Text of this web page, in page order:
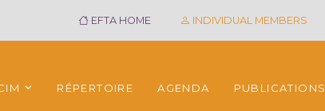
EFTA HOME INDIVIDUAL MEMBERS
RÉPERTOIRE AGENDA PUBLICATIONS